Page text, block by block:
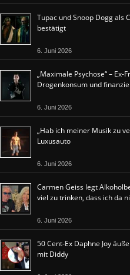
Tupac und Snoop Dogg als
bestätigt
6. Juni 2026
„Maximale Psychose“ – Ex-
Drogenkonsum und
6. Juni 2026
„Hab ich meiner Musik zu
Luxusauto
6. Juni 2026
Carmen Geiss legt
viel zu trinken, dass ich da
6. Juni 2026
50 Cent-Ex Daphne Joy
mit Diddy